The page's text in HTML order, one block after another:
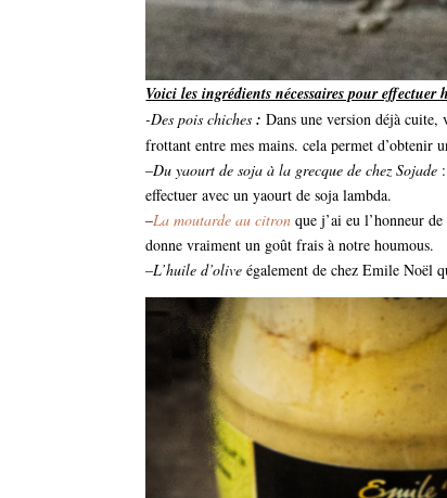
Voici les ingrédients nécessaires pour effectuer
-Des pois chiches :Dans une version déjà cuite,
frottant entre mes mains. cela permet d’obtenir
–Du yaourt de soja à la grecque de chez Sojade
effectuer avec un yaourt de soja lambda.
–La moutarde au citron que j’ai eu l’honneur
donne vraiment un goût frais à notre houmous.
–L’huile d’oliveégalement de chez Emile Noël